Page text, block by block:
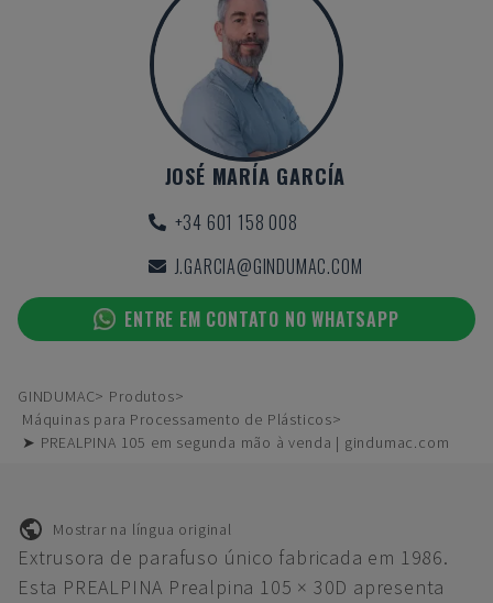
JOSÉ MARÍA GARCÍA
+34 601 158 008
J.GARCIA@GINDUMAC.COM
ENTRE EM CONTATO NO WHATSAPP
GINDUMAC
Produtos
Máquinas para Processamento de Plásticos
➤ PREALPINA 105 em segunda mão à venda | gindumac.com
Mostrar na língua original
Extrusora de parafuso único fabricada em 1986.
Esta PREALPINA Prealpina 105 × 30D apresenta